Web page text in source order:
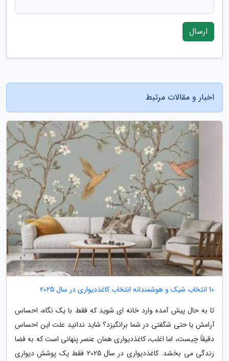
ارسال
اخبار و مقالات مرتبط
10 انتخاب شیک و هوشمندانه انتخاب کاغذدیواری در سال 2025
تا به حال پیش آمده وارد خانه ای شوید که فقط با یک نگاه، احساس
آرامش یا حتی شگفتی در شما برانگیزد؟ شاید ندانید علت این احساس
دقیقاً چیست، اما اغلب، کاغذدیواری همان عنصر پنهانی است که به فضا
زندگی می بخشد. کاغذدیواری در سال 2025 فقط یک پوشش دیواری